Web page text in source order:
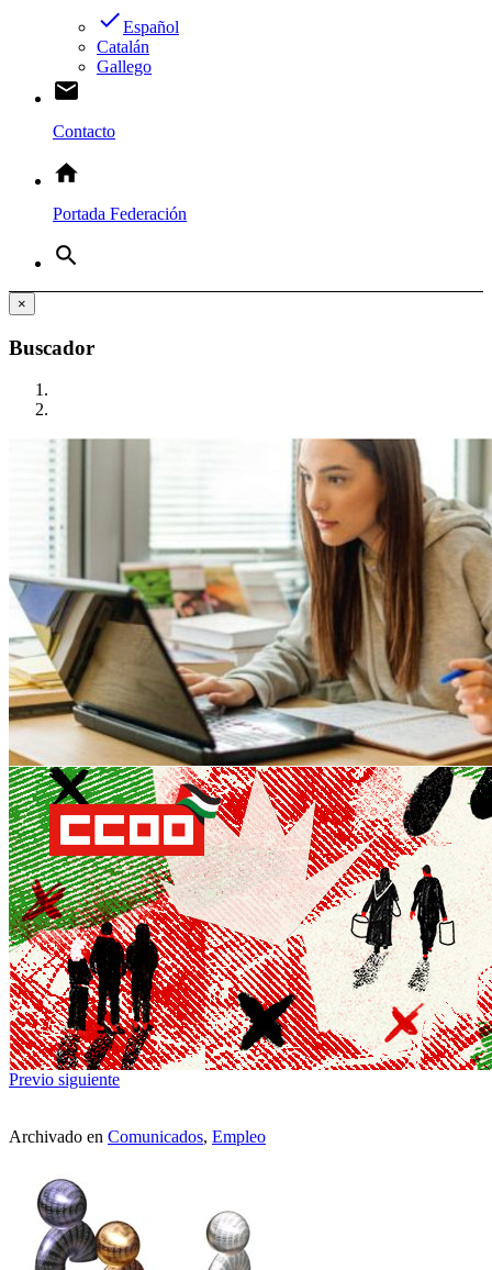
doneEspañol
Catalán
Gallego
email
Contacto
home
Portada Federación
search
×
Buscador
Previo siguiente
Archivado en Comunicados, Empleo